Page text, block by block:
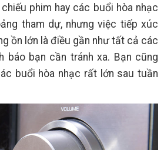
phim hay các buổi hòa nhạc
tham dự, nhưng việc tiếp xúc
ồn lớn là điều gần như tất cả các
báo bạn cần tránh xa. Bạn cũng
buổi hòa nhạc rất lớn sau tuần